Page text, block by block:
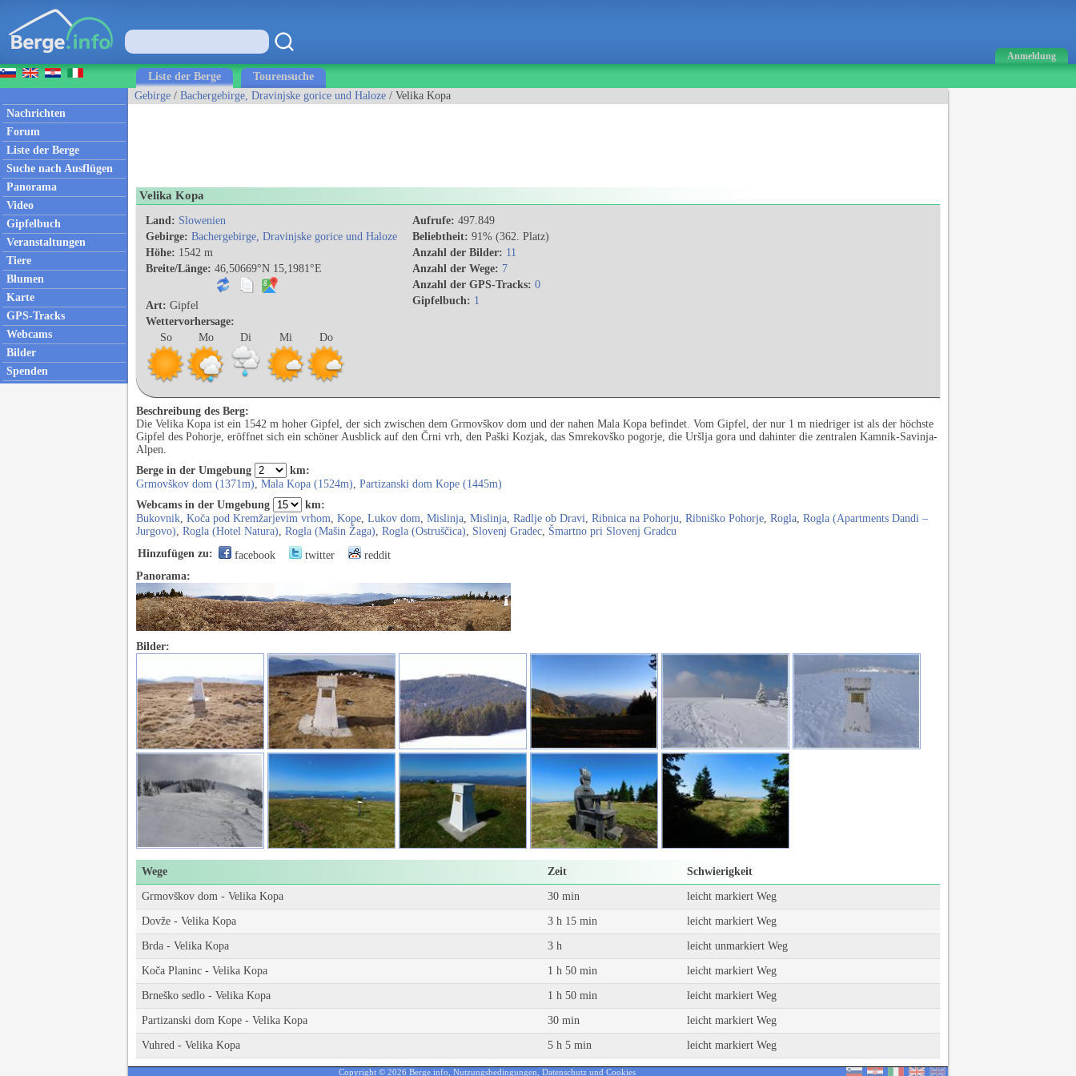
Anmeldung
Liste der Berge Tourensuche
Nachrichten
Forum
Liste der Berge
Suche nach Ausflügen
Panorama
Video
Gipfelbuch
Veranstaltungen
Tiere
Blumen
Karte
GPS-Tracks
Webcams
Bilder
Spenden
Gebirge / Bachergebirge, Dravinjske gorice und Haloze / Velika Kopa
Velika Kopa
Land: Slowenien
Gebirge: Bachergebirge, Dravinjske gorice und Haloze
Höhe: 1542 m
Breite/Länge: 46,50669°N 15,1981°E
Art: Gipfel
Wettervorhersage:
So
Mo Di Mi Do
Aufrufe: 497.849
Beliebtheit: 91% (362. Platz)
Anzahl der Bilder: 11
Anzahl der Wege: 7
Anzahl der GPS-Tracks: 0
Gipfelbuch: 1
Beschreibung des Berg:
Die Velika Kopa ist ein 1542 m hoher Gipfel, der sich zwischen dem Grmovškov dom und der nahen Mala Kopa befindet. Vom Gipfel, der nur 1 m niedriger ist als der höchste
Gipfel des Pohorje, eröffnet sich ein schöner Ausblick auf den Črni vrh, den Paški Kozjak, das Smrekovško pogorje, die Uršlja gora und dahinter die zentralen Kamnik-Savinja-
Alpen.
Berge in der Umgebung
km:
Grmovškov dom (1371m), Mala Kopa (1524m), Partizanski dom Kope (1445m)
Webcams in der Umgebung
km:
Bukovnik, Koča pod Kremžarjevim vrhom, Kope, Lukov dom, Mislinja, Mislinja, Radlje ob Dravi, Ribnica na Pohorju, Ribniško Pohorje, Rogla, Rogla (Apartments Dandi –
Jurgovo), Rogla (Hotel Natura), Rogla (Mašin Žaga), Rogla (Ostruščica), Slovenj Gradec, Šmartno pri Slovenj Gradcu
Hinzufügen zu:
facebook twitter
reddit
Panorama:
Bilder:
Wege Zeit Schwierigkeit
Grmovškov dom - Velika Kopa 30 min leicht markiert Weg
Dovže - Velika Kopa 3 h 15 min leicht markiert Weg
Brda - Velika Kopa 3 h leicht unmarkiert Weg
Koča Planinc - Velika Kopa 1 h 50 min leicht markiert Weg
Brneško sedlo - Velika Kopa 1 h 50 min leicht markiert Weg
Partizanski dom Kope - Velika Kopa 30 min leicht markiert Weg
Vuhred - Velika Kopa 5 h 5 min leicht markiert Weg
Copyright © 2026 Berge.info, Nutzungsbedingungen Datenschutz und Cookies